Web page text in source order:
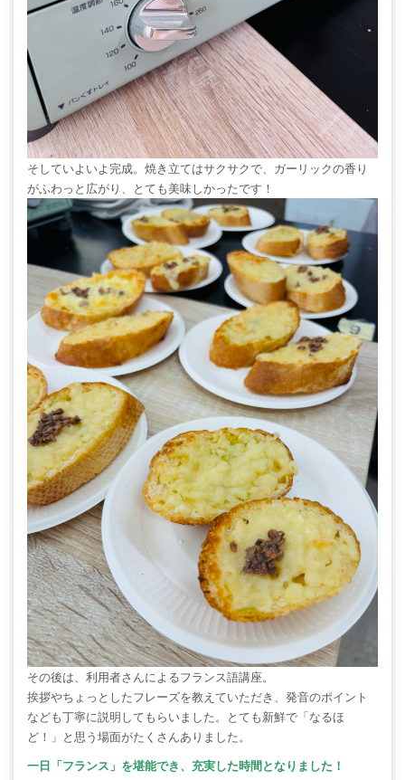
そしていよいよ完成。焼き立てはサクサクで、ガーリックの香り
がふわっと広がり、とても美味しかったです！
その後は、利用者さんによるフランス語講座。
挨拶やちょっとしたフレーズを教えていただき、発音のポイント
なども丁寧に説明してもらいました。とても新鮮で「なるほ
ど！」と思う場面がたくさんありました。
一日「フランス」を堪能でき、充実した時間となりました！